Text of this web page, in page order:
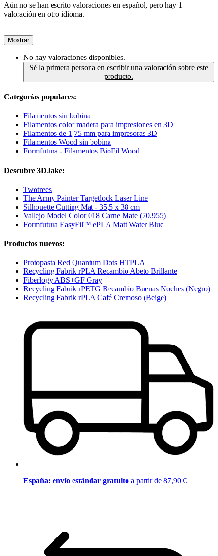
Aún no se han escrito valoraciones en español, pero hay 1
valoración en otro idioma.
Mostrar
No hay valoraciones disponibles.
Sé la primera persona en escribir una valoración sobre este
producto.
Categorías populares:
Filamentos sin bobina
Filamentos color madera para impresiones en 3D
Filamentos de 1,75 mm para impresoras 3D
Filamentos Wood sin bobina
Formfutura - Filamentos BioFil Wood
Descubre 3DJake:
Twotrees
The Army Painter Targetlock Laser Line
Silhouette Cutting Mat - 35,5 x 38 cm
Vallejo Model Color 018 Carne Mate (70.955)
Formfutura EasyFil™ ePLA Matt Water Blue
Productos nuevos:
Protopasta Red Quantum Dots HTPLA
Recycling Fabrik rPLA Recambio Abeto Brillante
Fiberlogy ABS+GF Gray
Recycling Fabrik rPETG Recambio Buenas Noches (Negro)
Recycling Fabrik rPLA Café Cremoso (Beige)
España: envío estándar gratuito a partir de 87,90 €